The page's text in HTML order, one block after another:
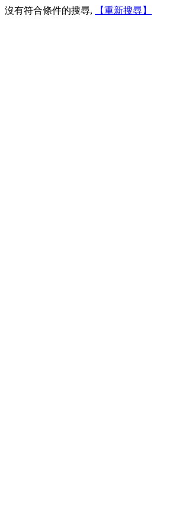
沒有符合條件的搜尋, 【重新搜尋】